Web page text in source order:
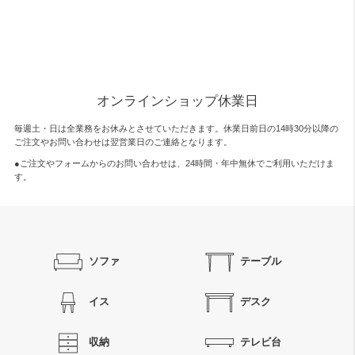
オンラインショップ休業日
毎週土・日は全業務をお休みとさせていただきます。休業日前日の14時30分以降の
ご注文やお問い合わせは翌営業日のご連絡となります。
●ご注文やフォームからのお問い合わせは、 24時間・年中無休でご利用いただけま
す。
ソファ テーブル
イス デスク
収納 テレビ台